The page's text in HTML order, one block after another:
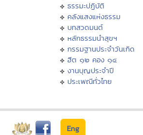
ธรรมะปฏิบัติ
คลังแสงแห่งธรรม
บทสวดมนต์
หลักธรรมนำสุขฯ
กรรมฐานประจำวันเกิด
ฮีต ๑๒ คอง ๑๔
งานบุญประจำปี
ประเพณีทั่วไทย
Eng